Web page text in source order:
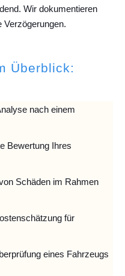
Wir dokumentieren
Verzögerungen.
Überblick:
nach einem
Bewertung Ihres
Schäden im Rahmen
für
eines Fahrzeugs